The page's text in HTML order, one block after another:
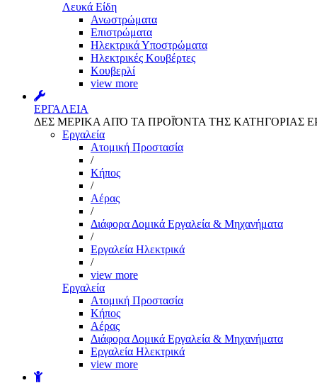
Λευκά Είδη
Ανωστρώματα
Επιστρώματα
Ηλεκτρικά Υποστρώματα
Ηλεκτρικές Κουβέρτες
Κουβερλί
view more
ΕΡΓΑΛΕΙΑ
ΔΕΣ ΜΕΡΙΚΑ ΑΠΌ ΤΑ ΠΡΟΪΌΝΤΑ ΤΗΣ ΚΑΤΗΓΟΡΙΑΣ
Εργαλεία
Aτομική Προστασία
/
Kήπος
/
Αέρας
/
Διάφορα Δομικά Εργαλεία & Μηχανήματα
/
Εργαλεία Ηλεκτρικά
/
view more
Εργαλεία
Aτομική Προστασία
Kήπος
Αέρας
Διάφορα Δομικά Εργαλεία & Μηχανήματα
Εργαλεία Ηλεκτρικά
view more